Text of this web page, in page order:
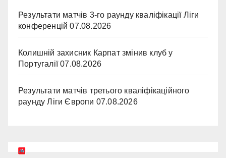
Результати матчів 3-го раунду кваліфікації Ліги
конференцій 07.08.2026
Колишній захисник Карпат змінив клуб у
Португалії 07.08.2026
Результати матчів третього кваліфікаційного
раунду Ліги Європи 07.08.2026